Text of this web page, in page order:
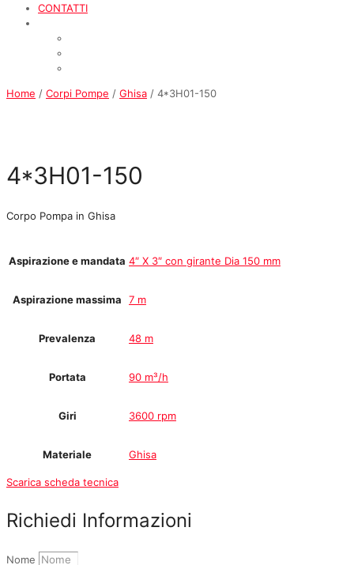
CONTATTI
Home / Corpi Pompe / Ghisa / 4*3H01-150
4*3H01-150
Corpo Pompa in Ghisa
Aspirazione e mandata 4″ X 3″ con girante Dia 150 mm
Aspirazione massima 7 m
Prevalenza 48 m
Portata 90 m³/h
Giri 3600 rpm
Materiale Ghisa
Scarica scheda tecnica
Richiedi Informazioni
Nome